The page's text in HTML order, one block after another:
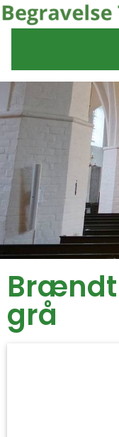
Brændt
grå